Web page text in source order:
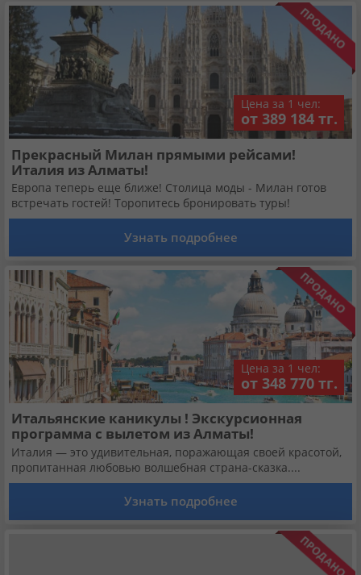
Сертификаты
О нас
Для бизнеса
Контакты
Кабинет туриста
Валюта: KZT USD EUR
Язык: Русский
Установи наше мобильное приложение
Загрузить приложение из App Store
Цена за 1 чел:
от 389 184 тг.
Прекрасный Милан прямыми рейсами!
Италия из Алматы!
Европа теперь еще ближе! Столица моды - Милан готов
встречать гостей! Торопитесь бронировать туры!
Узнать подробнее
Цена за 1 чел:
от 348 770 тг.
Итальянские каникулы ! Экскурсионная
программа с вылетом из Алматы!
Италия — это удивительная, поражающая своей красотой,
пропитанная любовью волшебная страна-сказка....
Узнать подробнее